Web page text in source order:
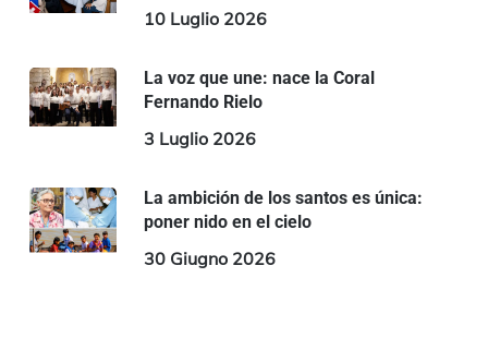
10 Luglio 2026
La voz que une: nace la Coral
Fernando Rielo
3 Luglio 2026
La ambición de los santos es única:
poner nido en el cielo
30 Giugno 2026